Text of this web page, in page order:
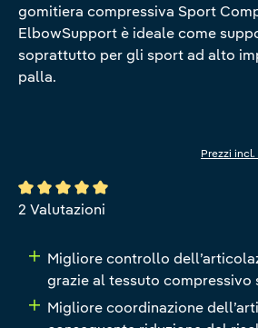
gomitiera compressiva Sport
ElbowSupport è ideale come
soprattutto per gli sport ad alto
palla.
Prezzi
Valutazione media di 5 su 5 stelle
2 Valutazioni
Migliore controllo
grazie al tessuto compressivo
Migliore coordinazione